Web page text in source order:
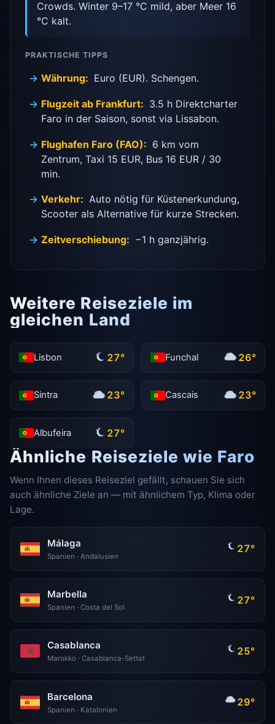
Crowds. Winter 9–17 °C mild, aber Meer 16
°C kalt.
PRAKTISCHE TIPPS
Währung: Euro (EUR). Schengen.
Flugzeit ab Frankfurt: 3.5 h Direktcharter
Faro in der Saison, sonst via Lissabon.
Flughafen Faro (FAO): 6 km vom
Zentrum, Taxi 15 EUR, Bus 16 EUR / 30
min.
Verkehr: Auto nötig für Küstenerkundung,
Scooter als Alternative für kurze Strecken.
Zeitverschiebung: −1 h ganzjährig.
Weitere Reiseziele im
gleichen Land
Lisbon 27° Funchal 26°
Sintra 23° Cascais 23°
Albufeira 27°
Ähnliche Reiseziele wie Faro
Wenn Ihnen dieses Reiseziel gefällt, schauen Sie sich
auch ähnliche Ziele an — mit ähnlichem Typ, Klima oder
Lage.
Málaga
Spanien · Andalusien
27°
Marbella
Spanien · Costa del Sol
27°
Casablanca
Marokko · Casablanca-Settat
25°
Barcelona
Spanien · Katalonien
29°